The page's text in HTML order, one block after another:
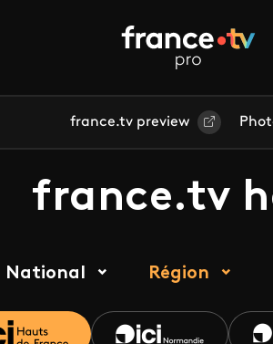
france.tv preview
france.tv
National Région